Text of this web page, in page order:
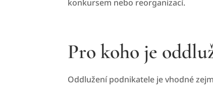
konkursem nebo reorganizací.
Pro koho je
Oddlužení podnikatele je vhodné